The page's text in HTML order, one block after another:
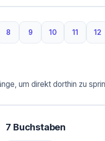
8
8 Buchstaben
9
9 Buchstaben
10
10 Buchstaben
11
11
12
um direkt dorthin zu
7 Buchstaben